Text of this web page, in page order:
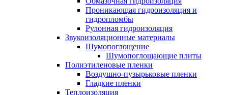
Проникающая гидроизоляция и
гидропломбы
Рулонная гидроизоляция
Звукоизоляционные материалы
Шумопоглощение
Шумопоглощающие плиты
Полиэтиленовые пленки
Воздушно-пузырьковые пленки
Гладкие пленки
Теплоизоляция